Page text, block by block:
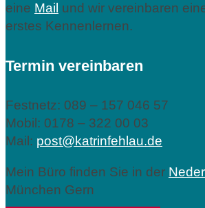
eine Mail und wir vereinbaren
erstes Kennenlernen.
Termin vereinbaren
Festnetz: 089 – 157 046 57
Mobil: 0178 – 322 00 03
Mail: post@katrinfehlau.de
Mein Büro finden Sie in der
München Gern